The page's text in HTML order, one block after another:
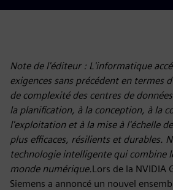
Note de l'éditeur : L'informatique
exigences sans précédent en termes
de complexité des centres de
la planification, à la conception, à la
l'exploitation et à la mise à l'échelle
plus efficaces, résilients et durables.
technologie intelligente qui combine
monde numérique.Lors de la NVIDIA
Siemens a annoncé un nouvel